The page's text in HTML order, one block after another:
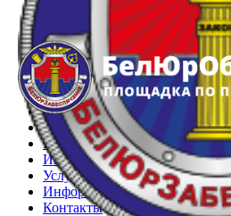
Главная
Арестованное имущество
Реестр несостоявшихся торгов
Реестр переоценок
Частное имущество
Государственное имущество
Интернет-магазин
Интернет-витрина
Услуги
Информация
Контакты